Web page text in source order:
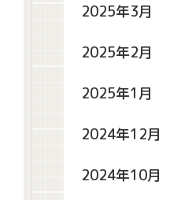
2025年3月
2025年2月
2025年1月
2024年12月
2024年10月